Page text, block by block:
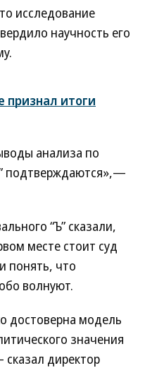
исследование
научность его
признал итоги
анализа по
подтверждаются»,—
“Ъ” сказали,
месте стоит суд
понять, что
волнуют.
достоверна модель
значения
директор